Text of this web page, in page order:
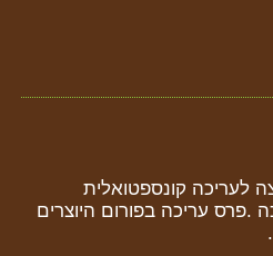
לעריכה קונספטואלית
.פרס עריכה בפורום היוצרים